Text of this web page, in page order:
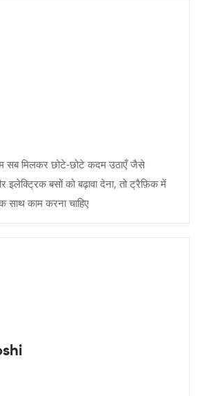
सब मिलकर छोटे‑छोटे कदम उठाएँ जैसे
इलेक्ट्रिक बसों को बढ़ावा देना, तो ट्रैफ़िक में
साथ काम करना चाहिए